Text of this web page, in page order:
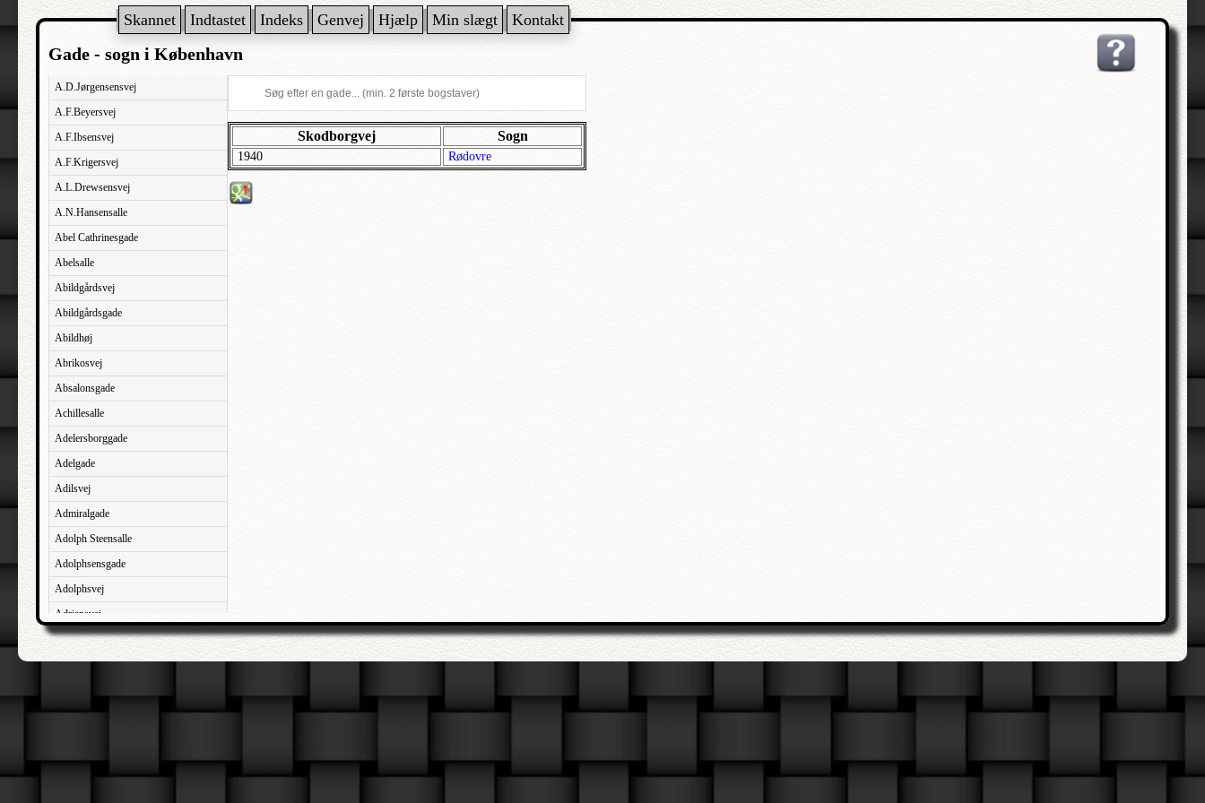
Skannet Indtastet Indeks Genvej Hjælp Min slægt Kontakt
Gade - sogn i København
A.D.Jørgensensvej
A.F.Beyersvej
A.F.Ibsensvej
A.F.Krigersvej
A.L.Drewsensvej
A.N.Hansensalle
Abel Cathrinesgade
Abelsalle
Abildgårdsvej
Abildgårdsgade
Abildhøj
Abrikosvej
Absalonsgade
Achillesalle
Adelersborggade
Adelgade
Adilsvej
Admiralgade
Adolph Steensalle
Adolphsensgade
Adolphsvej
Adriansvej
Aftenbakken
Agavevej
Agermosen
Agersøgade
Skodborgvej Sogn
1940 Rødovre